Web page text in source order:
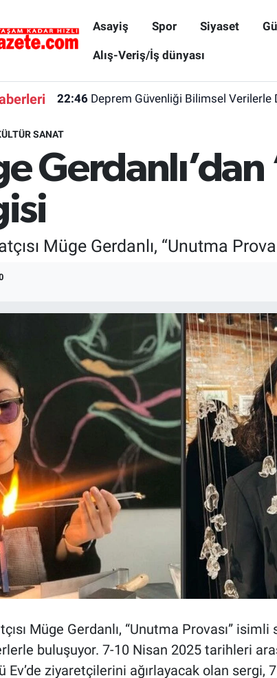
Asayiş Spor Siyaset
Alış-Veriş/İş dünyası
22:46 Deprem Güvenliği Bilimsel Verilerle
SANAT
Müge Gerdanlı, “Unutma
Müge Gerdanlı, “Unutma Provası” isimli
buluşuyor. 7-10 Nisan 2025 tarihleri
Ev’de ziyaretçilerini ağırlayacak olan sergi,
ve Fikstür